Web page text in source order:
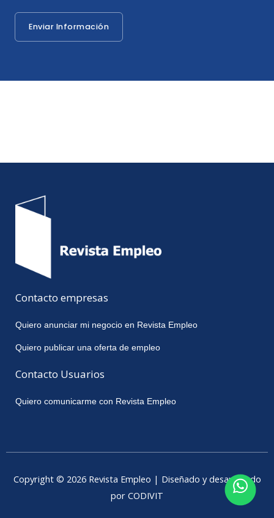
Enviar Información
Contacto empresas
Quiero anunciar mi negocio en Revista Empleo
Quiero publicar una oferta de empleo
Contacto Usuarios
Quiero comunicarme con Revista Empleo
Copyright © 2026 Revista Empleo | Diseñado y desarrollado
por CODIVIT